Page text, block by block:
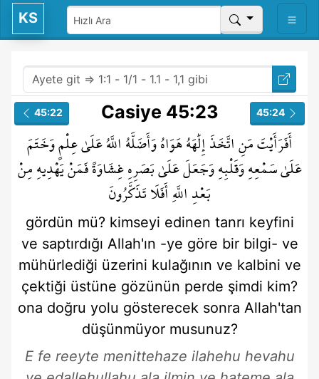
KS
45:22 45:24
Casiye 45:23
أَفَرَأَيْتَمَنِاتَّخَذَإِلَٰهَهُهَوَاهُوَأَضَلَّهُاللَّهُعَلَىٰعِلْمٍوَخَتَمَ
عَلَىٰسَمْعِهِوَقَلْبِهِوَجَعَلَعَلَىٰبَصَرِهِغِشَاوَةًفَمَنْيَهْدِيهِمِنْ
بَعْدِاللَّهِأَفَلَاتَذَكَّرُونَ
gördün mü? kimseyi edinen tanrı keyfini
ve saptırdığı Allah'ın -ye göre bir bilgi- ve
mühürlediği üzerini kulağının ve kalbini ve
çektiği üstüne gözünün perde şimdi kim?
ona doğru yolu gösterecek sonra Allah'tan
düşünmüyor musunuz?
E fe reeyte menittehaze ilahehu hevahu